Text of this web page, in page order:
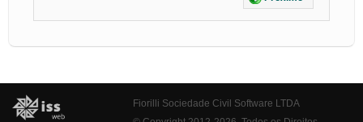
Fiorilli Sociedade Civil Software LTDA